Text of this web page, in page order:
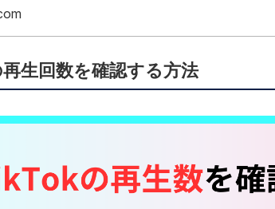
生回数を確認する方法